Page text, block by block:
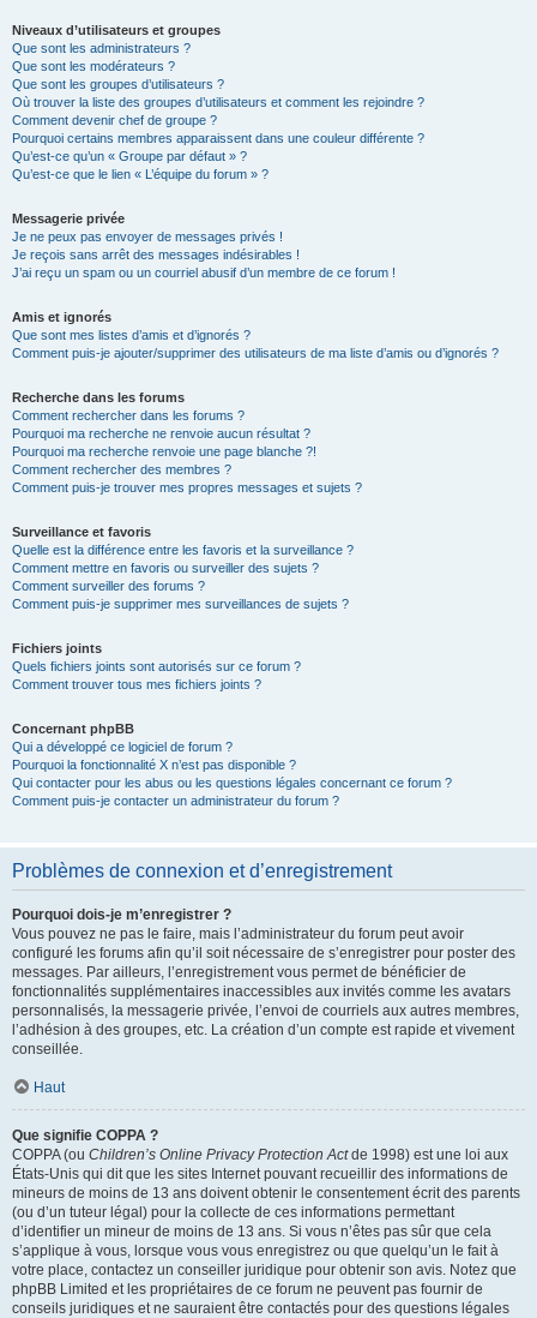
Niveaux d’utilisateurs et groupes
Que sont les administrateurs ?
Que sont les modérateurs ?
Que sont les groupes d’utilisateurs ?
Où trouver la liste des groupes d’utilisateurs et comment les rejoindre ?
Comment devenir chef de groupe ?
Pourquoi certains membres apparaissent dans une couleur différente ?
Qu’est-ce qu’un « Groupe par défaut » ?
Qu’est-ce que le lien « L’équipe du forum » ?
Messagerie privée
Je ne peux pas envoyer de messages privés !
Je reçois sans arrêt des messages indésirables !
J’ai reçu un spam ou un courriel abusif d’un membre de ce forum !
Amis et ignorés
Que sont mes listes d’amis et d’ignorés ?
Comment puis-je ajouter/supprimer des utilisateurs de ma liste d’amis ou d’ignorés ?
Recherche dans les forums
Comment rechercher dans les forums ?
Pourquoi ma recherche ne renvoie aucun résultat ?
Pourquoi ma recherche renvoie une page blanche ?!
Comment rechercher des membres ?
Comment puis-je trouver mes propres messages et sujets ?
Surveillance et favoris
Quelle est la différence entre les favoris et la surveillance ?
Comment mettre en favoris ou surveiller des sujets ?
Comment surveiller des forums ?
Comment puis-je supprimer mes surveillances de sujets ?
Fichiers joints
Quels fichiers joints sont autorisés sur ce forum ?
Comment trouver tous mes fichiers joints ?
Concernant phpBB
Qui a développé ce logiciel de forum ?
Pourquoi la fonctionnalité X n’est pas disponible ?
Qui contacter pour les abus ou les questions légales concernant ce forum ?
Comment puis-je contacter un administrateur du forum ?
Problèmes de connexion et d’enregistrement
Pourquoi dois-je m’enregistrer ?
Vous pouvez ne pas le faire, mais l’administrateur du forum peut avoir
configuré les forums afin qu’il soit nécessaire de s’enregistrer pour poster des
messages. Par ailleurs, l’enregistrement vous permet de bénéficier de
fonctionnalités supplémentaires inaccessibles aux invités comme les avatars
personnalisés, la messagerie privée, l’envoi de courriels aux autres membres,
l’adhésion à des groupes, etc. La création d’un compte est rapide et vivement
conseillée.
Haut
Que signifie COPPA ?
COPPA (ou Children’s Online Privacy Protection Actde 1998) est une loi aux
États-Unis qui dit que les sites Internet pouvant recueillir des informations de
mineurs de moins de 13 ans doivent obtenir le consentement écrit des parents
(ou d’un tuteur légal) pour la collecte de ces informations permettant
d’identifier un mineur de moins de 13 ans. Si vous n’êtes pas sûr que cela
s’applique à vous, lorsque vous vous enregistrez ou que quelqu’un le fait à
votre place, contactez un conseiller juridique pour obtenir son avis. Notez que
phpBB Limited et les propriétaires de ce forum ne peuvent pas fournir de
conseils juridiques et ne sauraient être contactés pour des questions légales